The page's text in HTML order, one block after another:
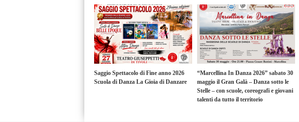
Saggio Spettacolo di Fine anno 2026
Scuola di Danza La Gioia di Danzare
“Marcellina In Danza 2026” sabato 30
maggio il Gran Galà – Danza sotto le
Stelle – con scuole, coreografi e giovani
talenti da tutto il territorio